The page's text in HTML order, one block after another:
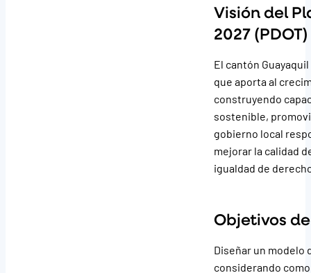
Visión del
2027 (PDOT)
El cantón
que aporta al
construyendo
sostenible,
gobierno local
mejorar la calidad
igualdad de
Objetivos
Diseñar un modelo
considerando